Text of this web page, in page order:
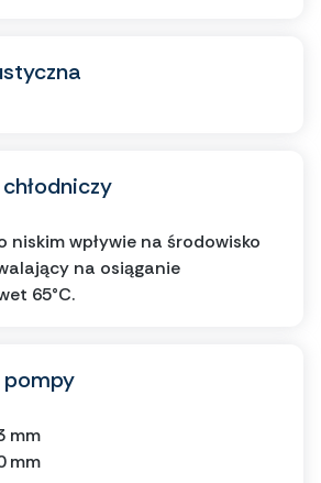
niskim wpływie na środowisko
na osiąganie
65°C.
mm
mm